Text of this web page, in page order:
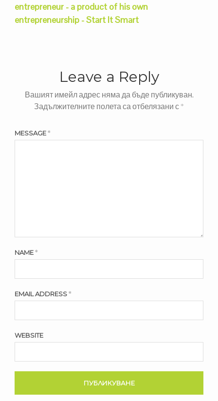
entrepreneur - a product of his own
entrepreneurship - Start It Smart
Leave a Reply
Вашият имейл адрес няма да бъде публикуван.
Задължителните полета са отбелязани с*
MESSAGE*
NAME*
EMAIL ADDRESS*
WEBSITE